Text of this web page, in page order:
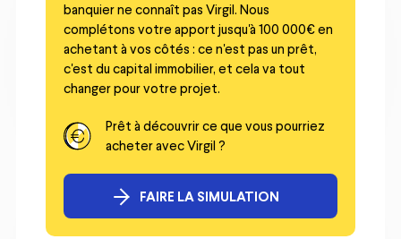
banquier ne connaît pas Virgil. Nous
complétons votre apport jusqu'à 100 000€ en
achetant à vos côtés : ce n'est pas un prêt,
c'est du capital immobilier, et cela va tout
changer pour votre projet.
Prêt à découvrir ce que vous pourriez
acheter avec Virgil ?
FAIRE LA SIMULATION